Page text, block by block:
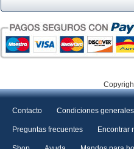
Contacto Condiciones generales
Preguntas frecuentes Encontrar